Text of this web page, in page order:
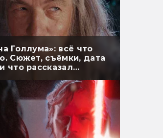
Голлума»: всё что
Сюжет, съёмки, дата
что рассказал